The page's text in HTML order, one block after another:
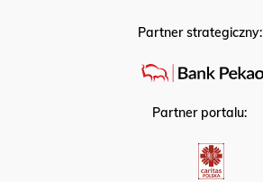
Partner strategiczny:
Partner portalu: